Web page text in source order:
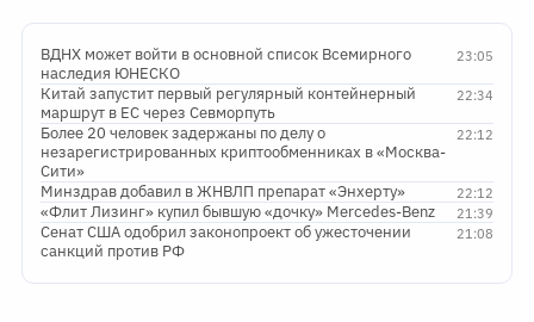
23:05
ВДНХ может войти в основной список Всемирного
наследия ЮНЕСКО
22:34
Китай запустит первый регулярный контейнерный
маршрут в ЕС через Севморпуть
22:12
Более 20 человек задержаны по делу о
незарегистрированных криптообменниках в «Москва-
Сити»
22:12
Минздрав добавил в ЖНВЛП препарат «Энхерту»
21:39
«Флит Лизинг» купил бывшую «дочку» Mercedes-Benz
21:08
Сенат США одобрил законопроект об ужесточении
санкций против РФ